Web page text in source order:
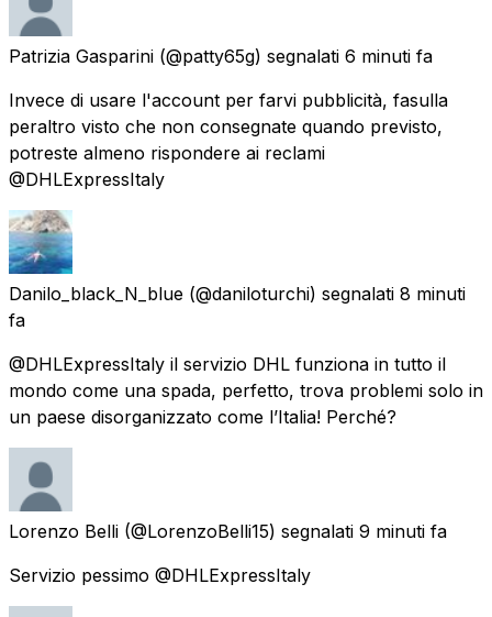
Patrizia Gasparini (@patty65g) segnalati 6 minuti fa
Invece di usare l'account per farvi pubblicità, fasulla
peraltro visto che non consegnate quando previsto,
potreste almeno rispondere ai reclami
@DHLExpressItaly
Danilo_black_N_blue (@daniloturchi) segnalati 8 minuti
fa
@DHLExpressItaly il servizio DHL funziona in tutto il
mondo come una spada, perfetto, trova problemi solo in
un paese disorganizzato come l’Italia! Perché?
Lorenzo Belli (@LorenzoBelli15) segnalati 9 minuti fa
Servizio pessimo @DHLExpressItaly